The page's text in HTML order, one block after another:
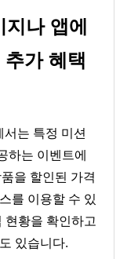
나 앱에
가 혜택
는 특정 미션
하는 이벤트에
을 할인된 가격
를 이용할 수 있
현황을 확인하고
있습니다.